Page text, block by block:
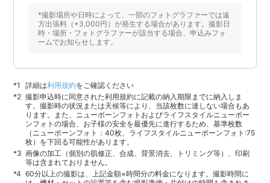
*撮影場所や日時によって、一部のフォトグラファーでは遠
方出張料（+3,000円）が発生する場合があります。撮影日
時・場所・フォトグラファーが該当する場合、申込みフォ
ームでお知らせします。
詳細は利用規約をご確認ください
撮影申込時に同意された利用規約に記載の納入期限までに納入しま
す。撮影時の状況または天候等により、当該枚数に達しない場合もあ
ります。また、ニューボーンフォトおよびライフスタイルニューボー
ンフォトの場合、お子様の安全を最優先に進行するため、基準枚数
（ニューボーンフォト：40枚、ライフスタイルニューボーンフォト:75
枚）を下回る可能性があります。
画像の加工（個別の肌修正、合成、背景消去、トリミング等）、印刷
等は含まれておりません。
60分以上の撮影は、上記金額×時間分の料金になります。撮影時間に